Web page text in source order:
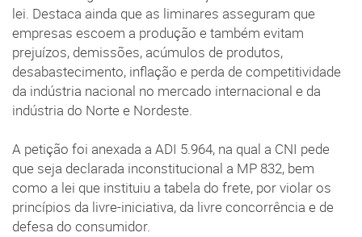
lei. Destaca ainda que as liminares asseguram que
empresas escoem a produção e também evitam
prejuízos, demissões, acúmulos de produtos,
desabastecimento, inflação e perda de competitividade
da indústria nacional no mercado internacional e da
indústria do Norte e Nordeste.
A petição foi anexada a ADI 5.964, na qual a CNI pede
que seja declarada inconstitucional a MP 832, bem
como a lei que instituiu a tabela do frete, por violar os
princípios da livre-iniciativa, da livre concorrência e de
defesa do consumidor.